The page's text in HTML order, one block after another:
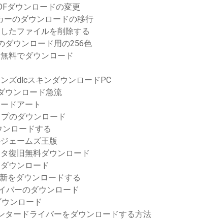
ダウンロードの変更
ーのダウンロードの移行
たファイルを削除する
ダウンロード用の256色
料でダウンロード
ズdlcスキンダウンロードPC
ウンロード急流
ドアート
のダウンロード
ロードする
ェームズ王版
復旧無料ダウンロード
ウンロード
をダウンロードする
バーのダウンロード
ンロード
タードライバーをダウンロードする方法